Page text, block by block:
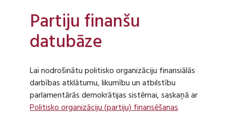
Partiju finanšu
datubāze
Lai nodrošinātu politisko organizāciju finansiālās
darbības atklātumu, likumību un atbilstību
parlamentārās demokrātijas sistēmai, saskaņā ar
Politisko organizāciju (partiju) finansēšanas